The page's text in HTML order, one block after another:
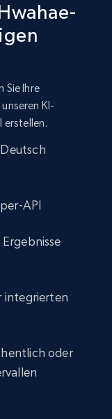
Sie Ihre
KI-
erstellen.
API
integrierten
oder